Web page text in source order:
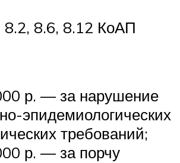
8.2, 8.6, 8.12 КоАП
р. — за нарушение
эпидемиологических
требований;
р. — за порчу